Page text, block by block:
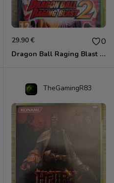
29.90 € 0
Dragon Ball Raging Blast 2 Xbox 360
TheGamingR83